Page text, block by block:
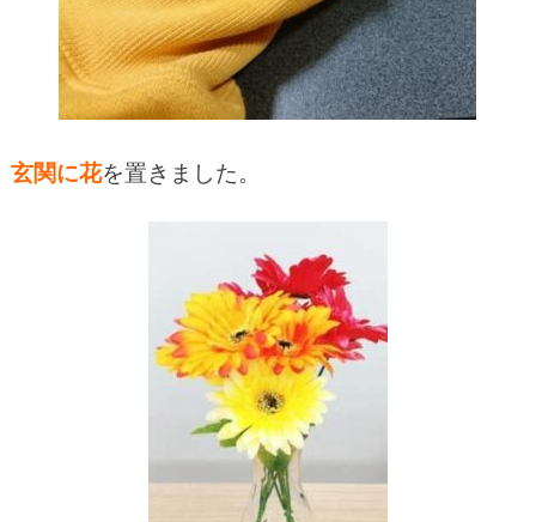
玄関に花を置きました。